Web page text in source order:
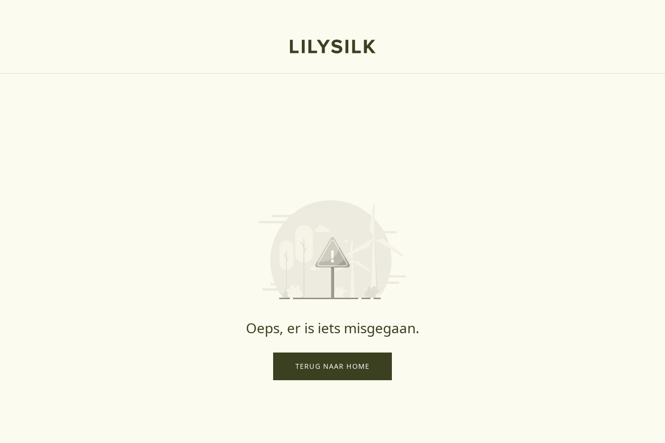
Oeps, er is iets misgegaan.
TERUG NAAR HOME